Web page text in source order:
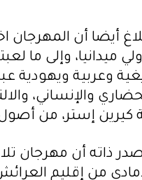
أيضا أن
ميدانيا، وإلى
وعربية ويهودية
والإنساني،
كيرين إستر، من
ذاته أن مهرجان